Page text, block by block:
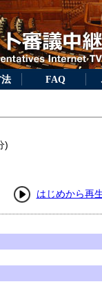
FAQ
)
はじめから再